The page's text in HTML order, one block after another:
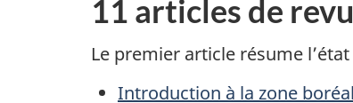
11 articles de
Le premier article résume
Introduction à la zone